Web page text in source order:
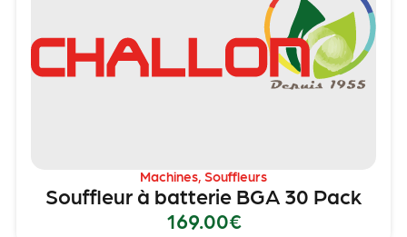
Machines Souffleurs
Souffleur à batterie BGA 30 Pack
169.00€